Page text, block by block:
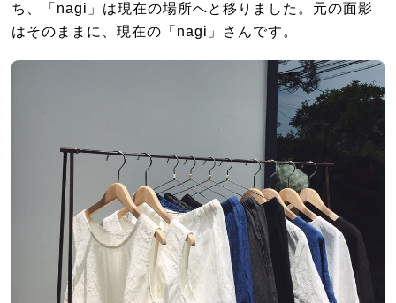
ち、「nagi」は現在の場所へと移りました。元の面影
はそのままに、現在の「nagi」さんです。